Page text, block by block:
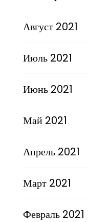
Август 2021
Июль 2021
Июнь 2021
Май 2021
Апрель 2021
Март 2021
Февраль 2021